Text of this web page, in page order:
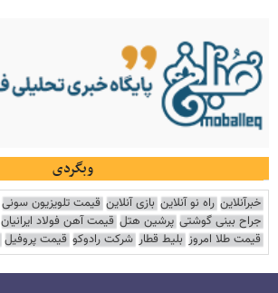
وبگردی
خبرآنلاین راه نو آنلاین بازی آنلاین قیمت تلویزیون سونی
جراح بینی گوشتی پرشین هتل قیمت آهن فولاد ایرانیان
قیمت طلا امروز بلیط قطار شرکت رادوکو قیمت پروفیل